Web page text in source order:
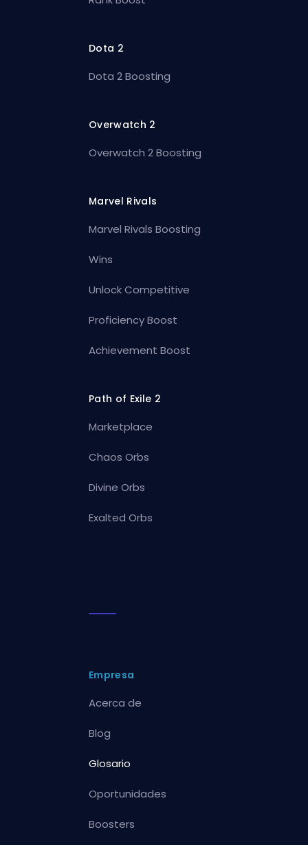
Dota 2
Dota 2 Boosting
Overwatch 2
Overwatch 2 Boosting
Marvel Rivals
Marvel Rivals Boosting
Wins
Unlock Competitive
Proficiency Boost
Achievement Boost
Path of Exile 2
Marketplace
Chaos Orbs
Divine Orbs
Exalted Orbs
Empresa
Acerca de
Blog
Glosario
Oportunidades
Boosters